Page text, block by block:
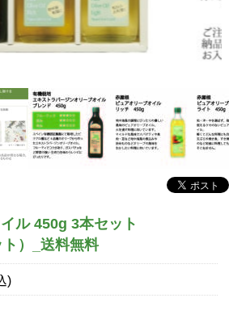
ル 450g 3本セット
ト）_送料無料
)